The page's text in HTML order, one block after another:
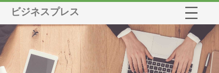
ビジネスプレス